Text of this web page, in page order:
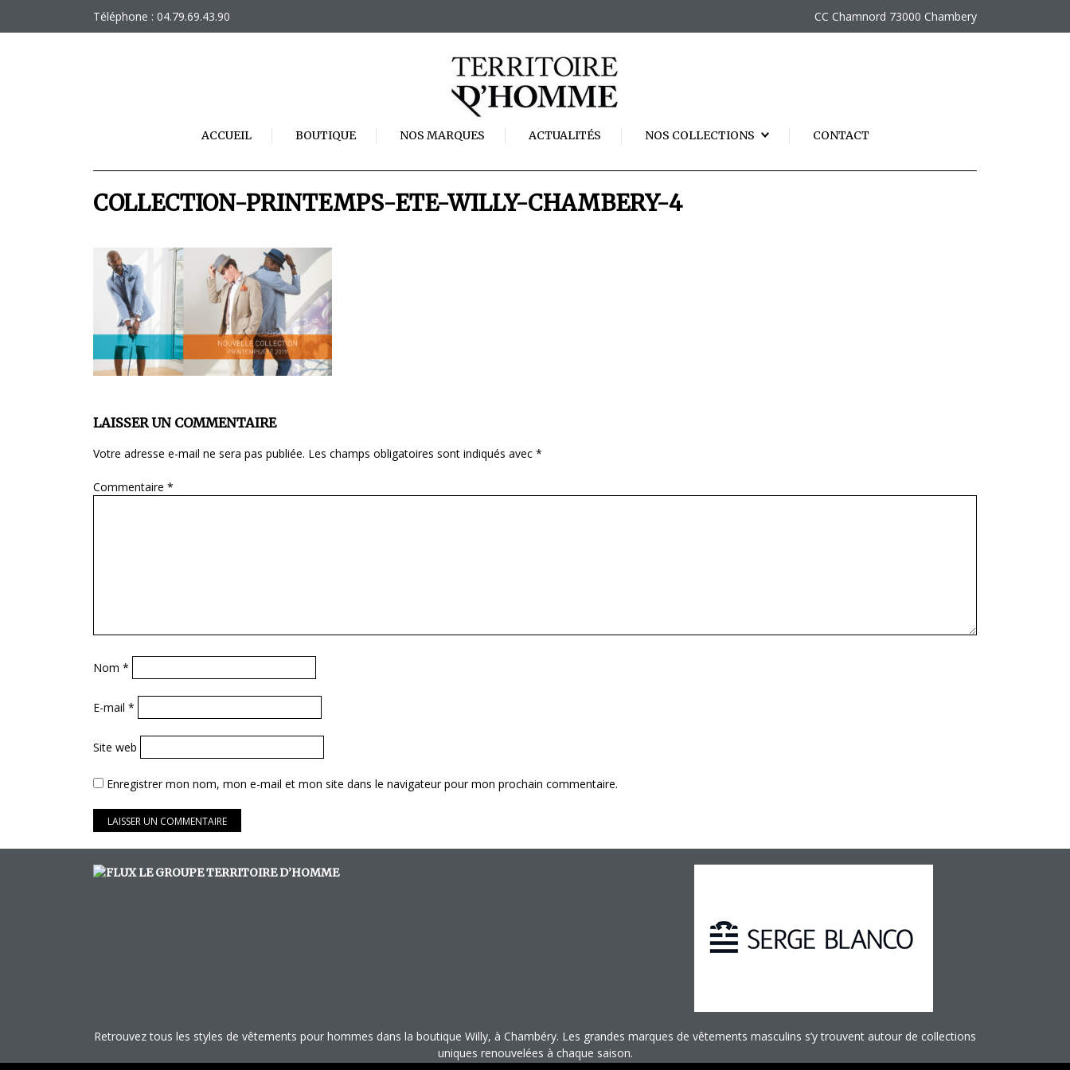
Téléphone : 04.79.69.43.90 CC Chamnord 73000 Chambery
ACCUEIL BOUTIQUE NOS MARQUES ACTUALITÉS NOS COLLECTIONS CONTACT
COLLECTION-PRINTEMPS-ETE-WILLY-CHAMBERY-4
LAISSER UN COMMENTAIRE
Votre adresse e-mail ne sera pas publiée. Les champs obligatoires sont indiqués avec *
Commentaire *
Nom *
E-mail *
Site web
Enregistrer mon nom, mon e-mail et mon site dans le navigateur pour mon prochain commentaire.
LE GROUPE TERRITOIRE D’HOMME
Retrouvez tous les styles de vêtements pour hommes dans la boutique Willy, à Chambéry. Les grandes marques de vêtements masculins s’y trouvent autour de collections
uniques renouvelées à chaque saison.